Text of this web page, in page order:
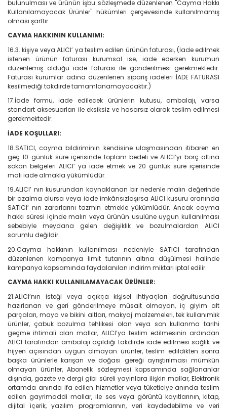
bulunulması ve ürünün işbu sözleşmede düzenlenen "Cayma Hakkı
Kullanılamayacak Ürünler" hükümleri çerçevesinde kullanılmamış
olması şarttır.
CAYMA HAKKININ KULLANIMI:
16.3. kişiye veya ALICI’ ya teslim edilen ürünün faturası, (İade edilmek
istenen ürünün faturası kurumsal ise, iade ederken kurumun
düzenlemiş olduğu iade faturası ile gönderilmesi gerekmektedir.
Faturası kurumlar adına düzenlenen sipariş iadeleri İADE FATURASI
kesilmediği takdirde tamamlanamayacaktır.)
17.İade formu, İade edilecek ürünlerin kutusu, ambalajı, varsa
standart aksesuarları ile eksiksiz ve hasarsız olarak teslim edilmesi
gerekmektedir.
İADE KOŞULLARI:
18.SATICI, cayma bildiriminin kendisine ulaşmasından itibaren en
geç 10 günlük süre içerisinde toplam bedeli ve ALICI’yı borç altına
sokan belgeleri ALICI’ ya iade etmek ve 20 günlük süre içerisinde
malı iade almakla yükümlüdür.
19.ALICI’ nın kusurundan kaynaklanan bir nedenle malın değerinde
bir azalma olursa veya iade imkânsızlaşırsa ALICI kusuru oranında
SATICI’ nın zararlarını tazmin etmekle yükümlüdür. Ancak cayma
hakkı süresi içinde malın veya ürünün usulüne uygun kullanılması
sebebiyle meydana gelen değişiklik ve bozulmalardan ALICI
sorumlu değildir.
20.Cayma hakkının kullanılması nedeniyle SATICI tarafından
düzenlenen kampanya limit tutarının altına düşülmesi halinde
kampanya kapsamında faydalanılan indirim miktarı iptal edilir.
CAYMA HAKKI KULLANILAMAYACAK ÜRÜNLER:
21.ALICI’nın isteği veya açıkça kişisel ihtiyaçları doğrultusunda
hazırlanan ve geri gönderilmeye müsait olmayan, iç giyim alt
parçaları, mayo ve bikini altları, makyaj malzemeleri, tek kullanımlık
ürünler, çabuk bozulma tehlikesi olan veya son kullanma tarihi
geçme ihtimali olan mallar, ALICI’ya teslim edilmesinin ardından
ALICI tarafından ambalajı açıldığı takdirde iade edilmesi sağlık ve
hijyen açısından uygun olmayan ürünler, teslim edildikten sonra
başka ürünlerle karışan ve doğası gereği ayrıştırılması mümkün
olmayan ürünler, Abonelik sözleşmesi kapsamında sağlananlar
dışında, gazete ve dergi gibi süreli yayınlara ilişkin mallar, Elektronik
ortamda anında ifa edilen hizmetler veya tüketiciye anında teslim
edilen gayrimaddi mallar, ile ses veya görüntü kayıtlarının, kitap,
dijital içerik, yazılım programlarının, veri kaydedebilme ve veri